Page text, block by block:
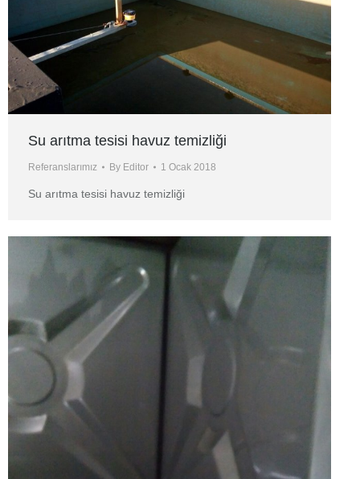
Su arıtma tesisi havuz temizliği
Referanslarımız By Editor 1 Ocak 2018
Su arıtma tesisi havuz temizliği